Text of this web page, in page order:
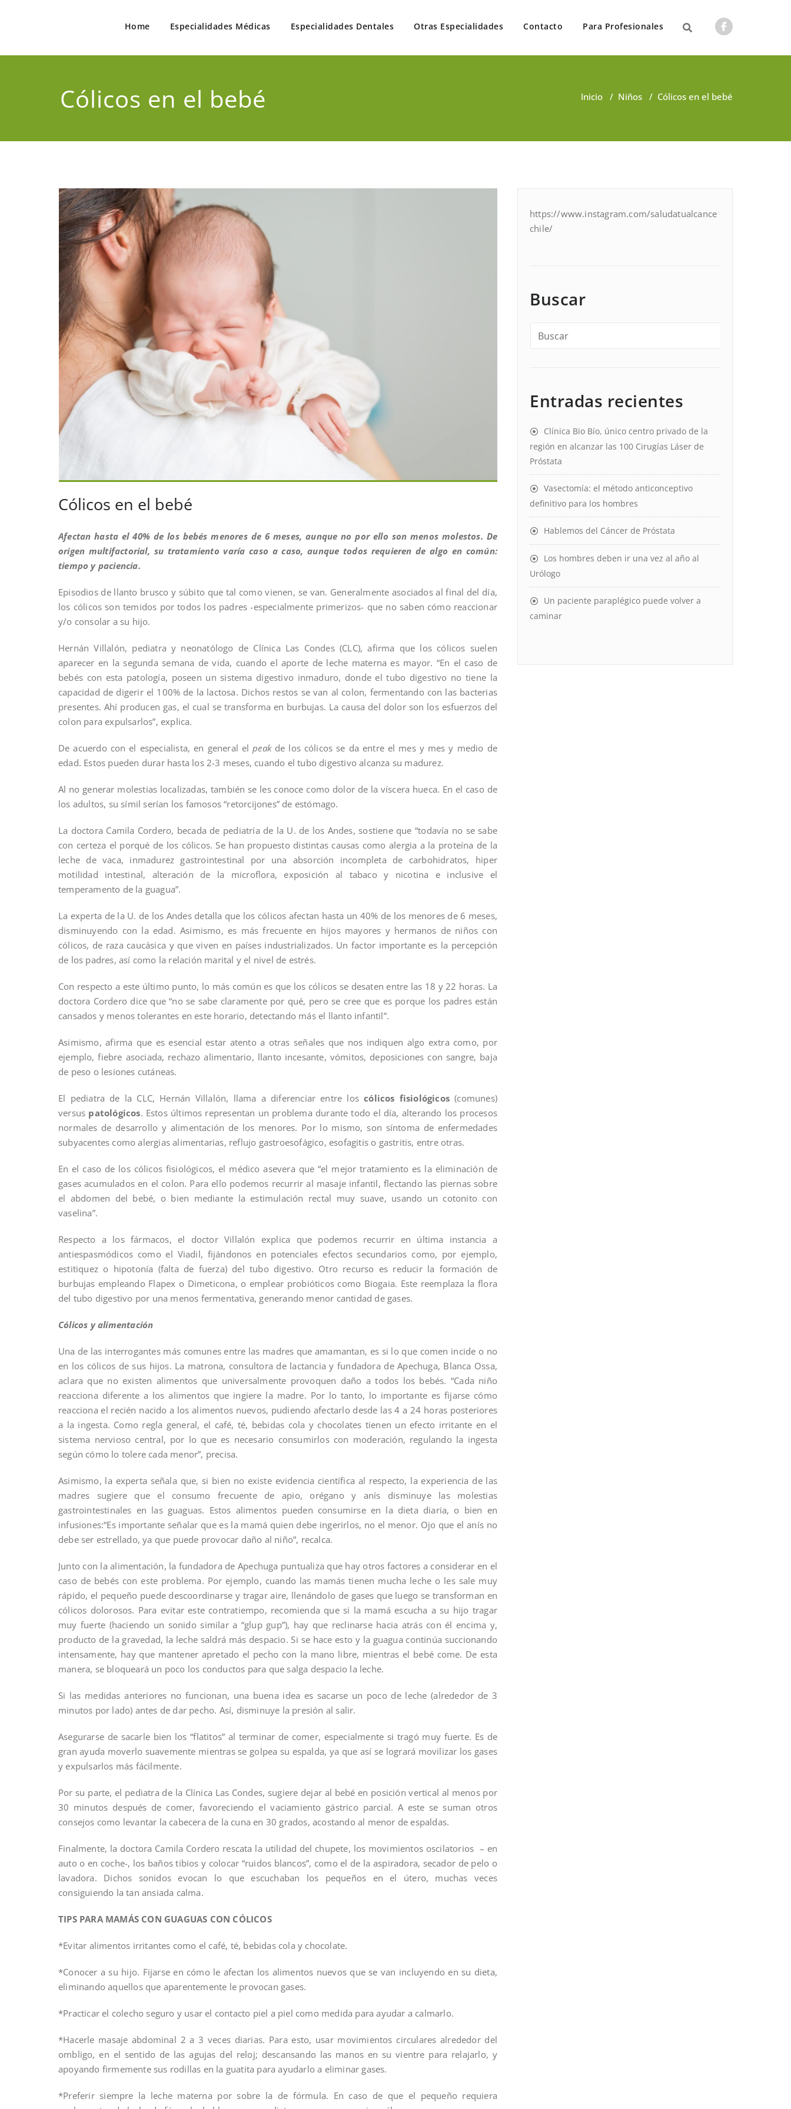
Home Especialidades Médicas Especialidades Dentales Otras Especialidades Contacto Para Profesionales
Cólicos en el bebé Inicio / Niños / Cólicos en el bebé
Cólicos en el bebé
Afectan hasta el 40% de los bebés menores de 6 meses, aunque no por ello son menos molestos. De
origen multifactorial, su tratamiento varía caso a caso, aunque todos requieren de algo en común:
tiempo y paciencia.
Episodios de llanto brusco y súbito que tal como vienen, se van. Generalmente asociados al final del día,
los cólicos son temidos por todos los padres -especialmente primerizos- que no saben cómo reaccionar
y/o consolar a su hijo.
Hernán Villalón, pediatra y neonatólogo de Clínica Las Condes (CLC), afirma que los cólicos suelen
aparecer en la segunda semana de vida, cuando el aporte de leche materna es mayor. “En el caso de
bebés con esta patología, poseen un sistema digestivo inmaduro, donde el tubo digestivo no tiene la
capacidad de digerir el 100% de la lactosa. Dichos restos se van al colon, fermentando con las bacterias
presentes. Ahí producen gas, el cual se transforma en burbujas. La causa del dolor son los esfuerzos del
colon para expulsarlos”, explica.
De acuerdo con el especialista, en general elpeak de los cólicos se da entre el mes y mes y medio de
edad. Estos pueden durar hasta los 2-3 meses, cuando el tubo digestivo alcanza su madurez.
Al no generar molestias localizadas, también se les conoce como dolor de la víscera hueca. En el caso de
los adultos, su símil serían los famosos “retorcijones” de estómago.
La doctora Camila Cordero, becada de pediatría de la U. de los Andes, sostiene que “todavía no se sabe
con certeza el porqué de los cólicos. Se han propuesto distintas causas como alergia a la proteína de la
leche de vaca, inmadurez gastrointestinal por una absorción incompleta de carbohidratos, hiper
motilidad intestinal, alteración de la microflora, exposición al tabaco y nicotina e inclusive el
temperamento de la guagua”.
La experta de la U. de los Andes detalla que los cólicos afectan hasta un 40% de los menores de 6 meses,
disminuyendo con la edad. Asimismo, es más frecuente en hijos mayores y hermanos de niños con
cólicos, de raza caucásica y que viven en países industrializados. Un factor importante es la percepción
de los padres, así como la relación marital y el nivel de estrés.
Con respecto a este último punto, lo más común es que los cólicos se desaten entre las 18 y 22 horas. La
doctora Cordero dice que “no se sabe claramente por qué, pero se cree que es porque los padres están
cansados y menos tolerantes en este horario, detectando más el llanto infantil”.
Asimismo, afirma que es esencial estar atento a otras señales que nos indiquen algo extra como, por
ejemplo, fiebre asociada, rechazo alimentario, llanto incesante, vómitos, deposiciones con sangre, baja
de peso o lesiones cutáneas.
El pediatra de la CLC, Hernán Villalón, llama a diferenciar entre loscólicos fisiológicos (comunes)
versus patológicos. Estos últimos representan un problema durante todo el día, alterando los procesos
normales de desarrollo y alimentación de los menores. Por lo mismo, son síntoma de enfermedades
subyacentes como alergias alimentarias, reflujo gastroesofágico, esofagitis o gastritis, entre otras.
En el caso de los cólicos fisiológicos, el médico asevera que “el mejor tratamiento es la eliminación de
gases acumulados en el colon. Para ello podemos recurrir al masaje infantil, flectando las piernas sobre
el abdomen del bebé, o bien mediante la estimulación rectal muy suave, usando un cotonito con
vaselina”.
Respecto a los fármacos, el doctor Villalón explica que podemos recurrir en última instancia a
antiespasmódicos como el Viadil, fijándonos en potenciales efectos secundarios como, por ejemplo,
estitiquez o hipotonía (falta de fuerza) del tubo digestivo. Otro recurso es reducir la formación de
burbujas empleando Flapex o Dimeticona, o emplear probióticos como Biogaia. Este reemplaza la flora
del tubo digestivo por una menos fermentativa, generando menor cantidad de gases.
Cólicos y alimentación
Una de las interrogantes más comunes entre las madres que amamantan, es si lo que comen incide o no
en los cólicos de sus hijos. La matrona, consultora de lactancia y fundadora de Apechuga, Blanca Ossa,
aclara que no existen alimentos que universalmente provoquen daño a todos los bebés. “Cada niño
reacciona diferente a los alimentos que ingiere la madre. Por lo tanto, lo importante es fijarse cómo
reacciona el recién nacido a los alimentos nuevos, pudiendo afectarlo desde las 4 a 24 horas posteriores
a la ingesta. Como regla general, el café, té, bebidas cola y chocolates tienen un efecto irritante en el
sistema nervioso central, por lo que es necesario consumirlos con moderación, regulando la ingesta
según cómo lo tolere cada menor”, precisa.
Asimismo, la experta señala que, si bien no existe evidencia científica al respecto, la experiencia de las
madres sugiere que el consumo frecuente de apio, orégano y anís disminuye las molestias
gastrointestinales en las guaguas. Estos alimentos pueden consumirse en la dieta diaria, o bien en
infusiones:“Es importante señalar que es la mamá quien debe ingerirlos, no el menor. Ojo que el anís no
debe ser estrellado, ya que puede provocar daño al niño”, recalca.
Junto con la alimentación, la fundadora de Apechuga puntualiza que hay otros factores a considerar en el
caso de bebés con este problema. Por ejemplo, cuando las mamás tienen mucha leche o les sale muy
rápido, el pequeño puede descoordinarse y tragar aire, llenándolo de gases que luego se transforman en
cólicos dolorosos. Para evitar este contratiempo, recomienda que si la mamá escucha a su hijo tragar
muy fuerte (haciendo un sonido similar a “glup gup”), hay que reclinarse hacia atrás con él encima y,
producto de la gravedad, la leche saldrá más despacio. Si se hace esto y la guagua continúa succionando
intensamente, hay que mantener apretado el pecho con la mano libre, mientras el bebé come. De esta
manera, se bloqueará un poco los conductos para que salga despacio la leche.
Si las medidas anteriores no funcionan, una buena idea es sacarse un poco de leche (alrededor de 3
minutos por lado) antes de dar pecho. Así, disminuye la presión al salir.
Asegurarse de sacarle bien los “flatitos” al terminar de comer, especialmente si tragó muy fuerte. Es de
gran ayuda moverlo suavemente mientras se golpea su espalda, ya que así se logrará movilizar los gases
y expulsarlos más fácilmente.
Por su parte, el pediatra de la Clínica Las Condes, sugiere dejar al bebé en posición vertical al menos por
30 minutos después de comer, favoreciendo el vaciamiento gástrico parcial. A este se suman otros
consejos como levantar la cabecera de la cuna en 30 grados, acostando al menor de espaldas.
Finalmente, la doctora Camila Cordero rescata la utilidad del chupete, los movimientos oscilatorios – en
auto o en coche-, los baños tibios y colocar “ruidos blancos”, como el de la aspiradora, secador de pelo o
lavadora. Dichos sonidos evocan lo que escuchaban los pequeños en el útero, muchas veces
consiguiendo la tan ansiada calma.
TIPS PARA MAMÁS CON GUAGUAS CON CÓLICOS
*Evitar alimentos irritantes como el café, té, bebidas cola y chocolate.
*Conocer a su hijo. Fijarse en cómo le afectan los alimentos nuevos que se van incluyendo en su dieta,
eliminando aquellos que aparentemente le provocan gases.
*Practicar el colecho seguro y usar el contacto piel a piel como medida para ayudar a calmarlo.
*Hacerle masaje abdominal 2 a 3 veces diarias. Para esto, usar movimientos circulares alrededor del
ombligo, en el sentido de las agujas del reloj; descansando las manos en su vientre para relajarlo, y
apoyando firmemente sus rodillas en la guatita para ayudarlo a eliminar gases.
*Preferir siempre la leche materna por sobre la de fórmula. En caso de que el pequeño requiera
https://www.instagram.com/saludatualcance
chile/
Buscar
Entradas recientes
Clínica Bio Bío, único centro privado de la
región en alcanzar las 100 Cirugías Láser de
Próstata
Vasectomía: el método anticonceptivo
definitivo para los hombres
Hablemos del Cáncer de Próstata
Los hombres deben ir una vez al año al
Urólogo
Un paciente paraplégico puede volver a
caminar